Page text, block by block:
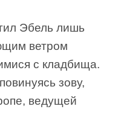
Эбель лишь
ветром
с кладбища.
зову,
ведущей